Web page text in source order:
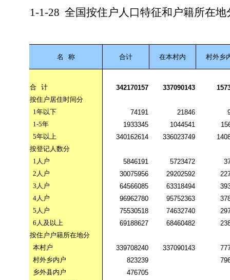
1-1-28 全国按住户人口特征和户籍所在
名 称 合计 在本村内 村外乡
合 计 342170157 337090143
按住户居住时间分
1年以下 74191 21846
1-5年 1933345 1044541
5年以上 340162614 336023749
按登记人数分
1 人户 5846191 5723472
2 人户 30075956 29202592
3 人户 64566085 63318494
4人户 96962780 95752363
5 人户 75530518 74632740
6 人及以上 69188627 68460482
按住户户籍所在地分
本村户
339708240 337090143
村外乡内户
823239
乡外县内户
476705